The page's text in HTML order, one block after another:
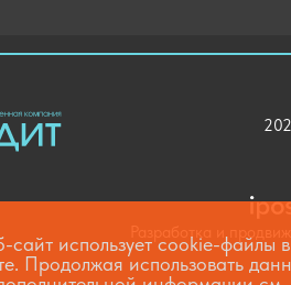
Разработка и
использует cookie-файлы
Продолжая использовать